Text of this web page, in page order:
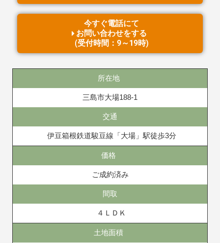
今すぐ電話にて
お問い合わせをする
(受付時間：9～19時)
所在地
三島市大場188-1
交通
伊豆箱根鉄道駿豆線「大場」駅徒歩3分
価格
ご成約済み
間取
４ＬＤＫ
土地面積